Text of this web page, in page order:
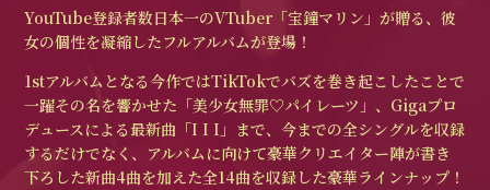
YouTube登録者数日本一のVTuber「宝鐘マリン」が贈る、彼
女の個性を凝縮したフルアルバムが登場！
1stアルバムとなる今作ではTikTokでバズを巻き起こしたことで
⼀躍その名を響かせた「美少⼥無罪♡パイレーツ」、Gigaプロ
デュースによる最新曲「I I I」まで、今までの全シングルを収録
するだけでなく、アルバムに向けて豪華クリエイター陣が書き
下ろした新曲4曲を加えた全14曲を収録した豪華ラインナップ！